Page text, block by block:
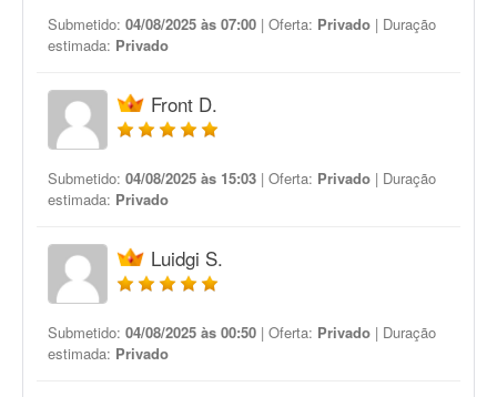
Submetido: 04/08/2025 às 07:00 | Oferta: Privado | Duração
estimada: Privado
Front D.
Submetido: 04/08/2025 às 15:03 | Oferta: Privado | Duração
estimada: Privado
Luidgi S.
Submetido: 04/08/2025 às 00:50 | Oferta: Privado | Duração
estimada: Privado